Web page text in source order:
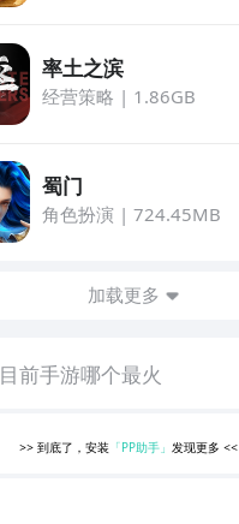
率土之滨
经营策略 | 1.86GB
蜀门
角色扮演 | 724.45MB
加载更多
目前手游哪个最火
>> 到底了，安装 「PP助手」 发现更多<<